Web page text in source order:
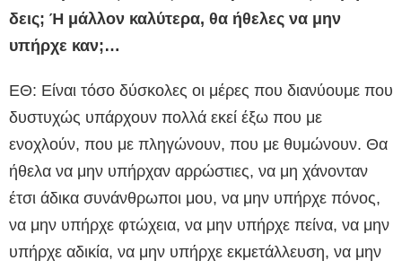
δεις; Ή μάλλον καλύτερα, θα ήθελες να μην
υπήρχε καν;…
ΕΘ: Είναι τόσο δύσκολες οι μέρες που διανύουμε που
δυστυχώς υπάρχουν πολλά εκεί έξω που με
ενοχλούν, που με πληγώνουν, που με θυμώνουν. Θα
ήθελα να μην υπήρχαν αρρώστιες, να μη χάνονταν
έτσι άδικα συνάνθρωποι μου, να μην υπήρχε πόνος,
να μην υπήρχε φτώχεια, να μην υπήρχε πείνα, να μην
υπήρχε αδικία, να μην υπήρχε εκμετάλλευση, να μην